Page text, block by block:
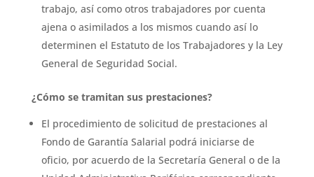
trabajo, así como otros trabajadores por cuenta
ajena o asimilados a los mismos cuando así lo
determinen el Estatuto de los Trabajadores y la Ley
General de Seguridad Social.
¿Cómo se tramitan sus prestaciones?
El procedimiento de solicitud de prestaciones al
Fondo de Garantía Salarial podrá iniciarse de
oficio, por acuerdo de la Secretaría General o de la